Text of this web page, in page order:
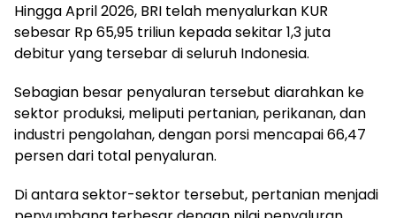
Hingga April 2026, BRI telah menyalurkan KUR
sebesar Rp 65,95 triliun kepada sekitar 1,3 juta
debitur yang tersebar di seluruh Indonesia.
Sebagian besar penyaluran tersebut diarahkan ke
sektor produksi, meliputi pertanian, perikanan, dan
industri pengolahan, dengan porsi mencapai 66,47
persen dari total penyaluran.
Di antara sektor-sektor tersebut, pertanian menjadi